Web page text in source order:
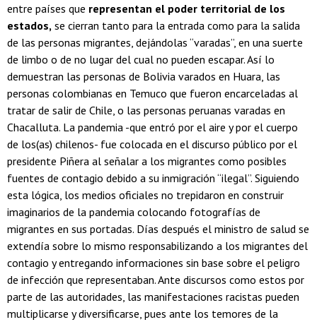
entre países que representan el poder territorial de los
estados, se cierran tanto para la entrada como para la salida
de las personas migrantes, dejándolas “varadas”, en una suerte
de limbo o de no lugar del cual no pueden escapar. Así lo
demuestran las personas de Bolivia varados en Huara, las
personas colombianas en Temuco que fueron encarceladas al
tratar de salir de Chile, o las personas peruanas varadas en
Chacalluta. La pandemia -que entró por el aire y por el cuerpo
de los(as) chilenos- fue colocada en el discurso público por el
presidente Piñera al señalar a los migrantes como posibles
fuentes de contagio debido a su inmigración “ilegal”. Siguiendo
esta lógica, los medios oficiales no trepidaron en construir
imaginarios de la pandemia colocando fotografías de
migrantes en sus portadas. Días después el ministro de salud se
extendía sobre lo mismo responsabilizando a los migrantes del
contagio y entregando informaciones sin base sobre el peligro
de infección que representaban. Ante discursos como estos por
parte de las autoridades, las manifestaciones racistas pueden
multiplicarse y diversificarse, pues ante los temores de la